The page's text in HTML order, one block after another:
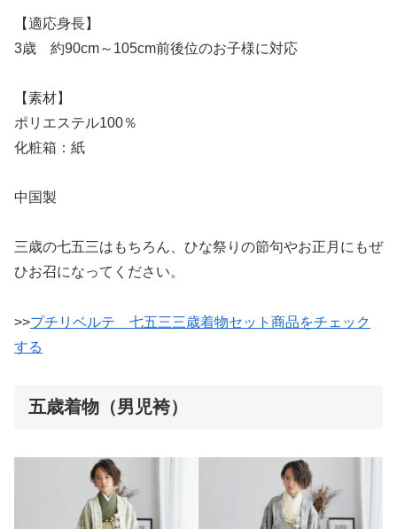
【適応身長】
3歳 約90cm～105cm前後位のお子様に対応
【素材】
ポリエステル100％
化粧箱：紙
中国製
三歳の七五三はもちろん、ひな祭りの節句やお正月にもぜ
ひお召になってください。
>>プチリベルテ 七五三三歳着物セット商品をチェック
する
五歳着物（男児袴）